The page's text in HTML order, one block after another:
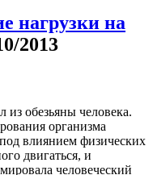
нагрузки на
2013
из обезьяны человека.
организма
влиянием физических
двигаться, и
человеческий